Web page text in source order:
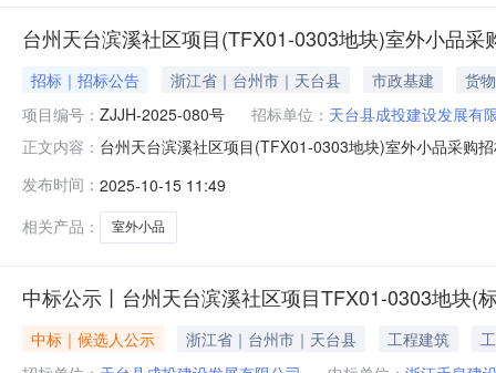
台州天台滨溪社区项目(TFX01-0303地块)室外小品采
招标｜招标公告 浙江省｜台州市｜天台县 市政基建
货物
项目编号： ZJJH-2025-080号 招标单位： 天台县成投建设发展有
正文内容： 台州天台滨溪社区项目(TFX01-0303地块)室外小品采购
(TFX01-0303地块)室外小品采购招标文件.doc台州天台
发布时间： 2025-10-15 11:49
相关产品：
室外小品
中标公示丨台州天台滨溪社区项目TFX01-0303地块(
中标｜候选人公示 浙江省｜台州市｜天台县 工程建筑